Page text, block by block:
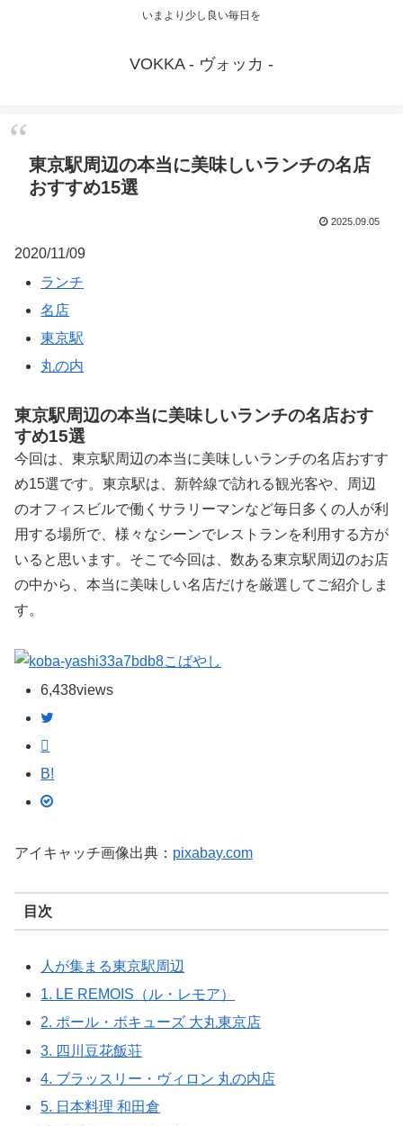
いまより少し良い毎日を
VOKKA - ヴォッカ -
東京駅周辺の本当に美味しいランチの名店
おすすめ15選
2025.09.05
2020/11/09
ランチ
名店
東京駅
丸の内
東京駅周辺の本当に美味しいランチの名店おす
すめ15選
今回は、東京駅周辺の本当に美味しいランチの名店おすす
め15選です。東京駅は、新幹線で訪れる観光客や、周辺
のオフィスビルで働くサラリーマンなど毎日多くの人が利
用する場所で、様々なシーンでレストランを利用する方が
いると思います。そこで今回は、数ある東京駅周辺のお店
の中から、本当に美味しい名店だけを厳選してご紹介しま
す。
こばやし
6,438views
B!
アイキャッチ画像出典： pixabay.com
目次
人が集まる東京駅周辺
1. LE REMOIS（ル・レモア）
2. ポール・ボキューズ 大丸東京店
3. 四川豆花飯荘
4. ブラッスリー・ヴィロン 丸の内店
5. 日本料理 和田倉